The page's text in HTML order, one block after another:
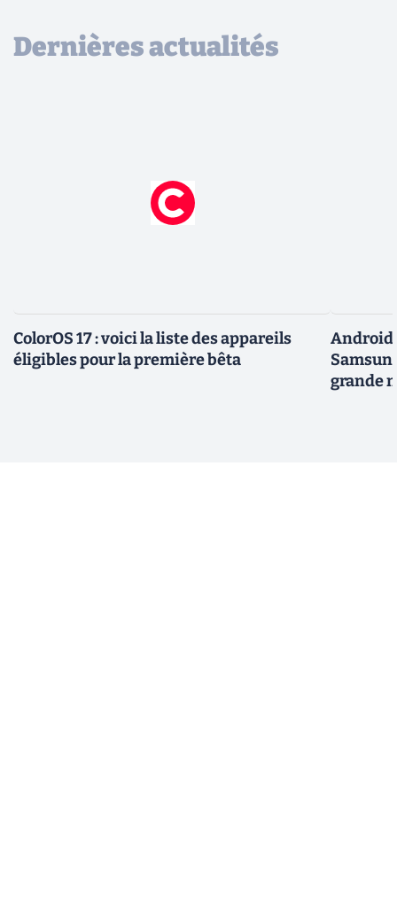
Dernières actualités
ColorOS 17 : voici la liste des appareils
éligibles pour la première bêta
Android
grande